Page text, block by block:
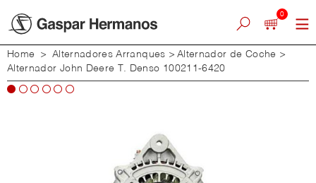
0
Home > Alternadores Arranques > Alternador de Coche >
Alternador John Deere T. Denso 100211-6420